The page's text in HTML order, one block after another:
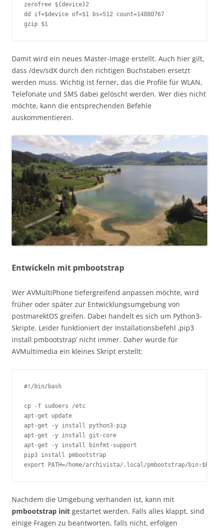
zerofree ${device}2
dd if=$device of=$1 bs=512 count=14880767
gzip $1
Damit wird ein neues Master-Image erstellt. Auch hier gilt,
dass /dev/sdX durch den richtigen Buchstaben ersetzt
werden muss. Wichtig ist ferner, das die Profile für WLAN,
Telefonate und SMS dabei gelöscht werden. Wer dies nicht
möchte, kann die entsprechenden Befehle
auskommentieren.
Entwickeln mit pmbootstrap
Wer AVMultiPhone tiefergreifend anpassen möchte, wird
früher oder später zur Entwicklungsumgebung von
postmarektOS greifen. Dabei handelt es sich um Python3-
Skripte. Leider funktioniert der Installationsbefehl ‚pip3
install pmbootstrap‘ nicht immer. Daher wurde für
AVMultimedia ein kleines Skript erstellt:
#!/bin/bash
cp -f sudoers /etc
apt-get update
apt-get -y install python3-pip
apt-get -y install git-core
apt-get -y install binfmt-support
pip3 install pmbootstrap
export PATH=/home/archivista/.local/pmbootstrap/bin:$PATH
Nachdem die Umgebung verhanden ist, kann mit
pmbootstrap init gestartet werden. Falls alles klappt, sind
einige Fragen zu beantworten, falls nicht, erfolgen